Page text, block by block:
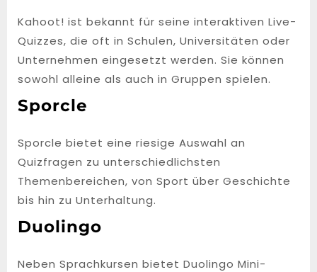
Kahoot! ist bekannt für seine interaktiven Live-
Quizzes, die oft in Schulen, Universitäten oder
Unternehmen eingesetzt werden. Sie können
sowohl alleine als auch in Gruppen spielen.
Sporcle
Sporcle bietet eine riesige Auswahl an
Quizfragen zu unterschiedlichsten
Themenbereichen, von Sport über Geschichte
bis hin zu Unterhaltung.
Duolingo
Neben Sprachkursen bietet Duolingo Mini-